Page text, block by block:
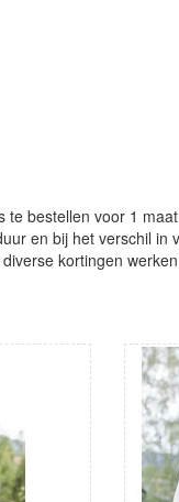
te bestellen voor 1
en bij het verschil
kortingen